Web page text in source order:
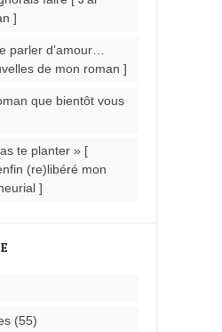
]
parler d’amour…
de mon roman ]
que bientôt vous
te planter » [
(re)libéré mon
]
(55)